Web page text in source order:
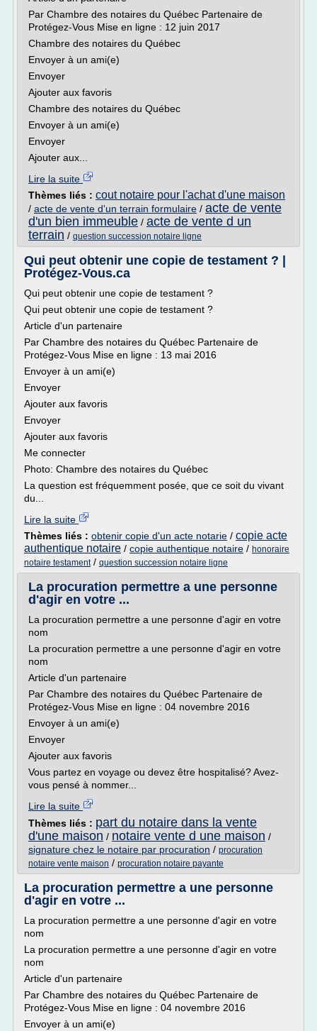
Par Chambre des notaires du Québec Partenaire de
Protégez-Vous Mise en ligne : 12 juin 2017
Chambre des notaires du Québec
Envoyer à un ami(e)
Envoyer
Ajouter aux favoris
Chambre des notaires du Québec
Envoyer à un ami(e)
Envoyer
Ajouter aux...
Lire la suite
Thèmes liés : cout notaire pour l'achat d'une maison
/ acte de vente d'un terrain formulaire / acte de vente
d'un bien immeuble / acte de vente d un
terrain / question succession notaire ligne
Qui peut obtenir une copie de testament ? |
Protégez-Vous.ca
Qui peut obtenir une copie de testament ?
Qui peut obtenir une copie de testament ?
Article d'un partenaire
Par Chambre des notaires du Québec Partenaire de
Protégez-Vous Mise en ligne : 13 mai 2016
Envoyer à un ami(e)
Envoyer
Ajouter aux favoris
Envoyer
Ajouter aux favoris
Me connecter
Photo: Chambre des notaires du Québec
La question est fréquemment posée, que ce soit du vivant
du...
Lire la suite
Thèmes liés : obtenir copie d'un acte notarie / copie acte
authentique notaire / copie authentique notaire / honoraire
notaire testament/ question succession notaire ligne
La procuration permettre a une personne
d'agir en votre ...
La procuration permettre a une personne d'agir en votre
nom
La procuration permettre a une personne d'agir en votre
nom
Article d'un partenaire
Par Chambre des notaires du Québec Partenaire de
Protégez-Vous Mise en ligne : 04 novembre 2016
Envoyer à un ami(e)
Envoyer
Ajouter aux favoris
Vous partez en voyage ou devez être hospitalisé? Avez-
vous pensé à nommer...
Lire la suite
Thèmes liés : part du notaire dans la vente
d'une maison / notaire vente d une maison /
signature chez le notaire par procuration / procuration
notaire vente maison / procuration notaire payante
La procuration permettre a une personne
d'agir en votre ...
La procuration permettre a une personne d'agir en votre
nom
La procuration permettre a une personne d'agir en votre
nom
Article d'un partenaire
Par Chambre des notaires du Québec Partenaire de
Protégez-Vous Mise en ligne : 04 novembre 2016
Envoyer à un ami(e)